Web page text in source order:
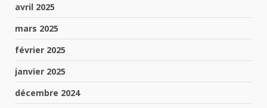
avril 2025
mars 2025
février 2025
janvier 2025
décembre 2024